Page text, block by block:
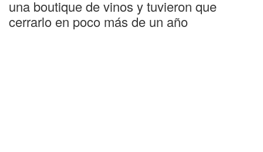
una boutique de vinos y tuvieron que
cerrarlo en poco más de un año